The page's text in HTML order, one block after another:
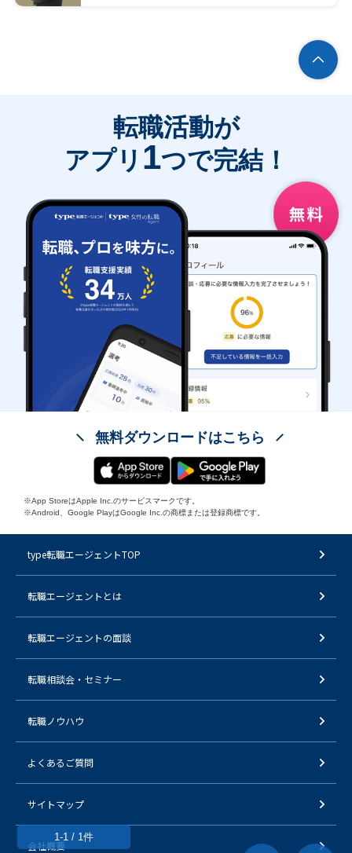
1-1 / 1件
転職活動が
アプリ 1つで完結！
無料ダウンロードはこちら
※App StoreはApple Inc.のサービスマークです。
※Android、Google PlayはGoogle Inc.の商標または登録商標です。
type転職エージェントTOP
転職エージェントとは
転職エージェントの面談
転職相談会・セミナー
転職ノウハウ
よくあるご質問
サイトマップ
会社概要